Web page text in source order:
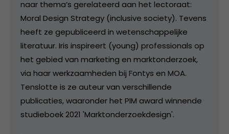
naar thema’s gerelateerd aan het lectoraat:
Moral Design Strategy (inclusive society). Tevens
heeft ze gepubliceerd in wetenschappelijke
literatuur. Iris inspireert (young) professionals op
het gebied van marketing en marktonderzoek,
via haar werkzaamheden bij Fontys en MOA.
Tenslotte is ze auteur van verschillende
publicaties, waaronder het PIM award winnende
studieboek 2021 'Marktonderzoekdesign'.